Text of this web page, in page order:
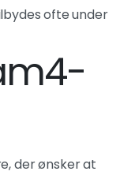
ofte under
der ønsker at